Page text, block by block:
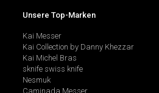
Unsere Top-Marken
Kai Messer
Kai Collection by Danny Khezzar
Kai Michel Bras
sknife swiss knife
Nesmuk
Caminada Messer